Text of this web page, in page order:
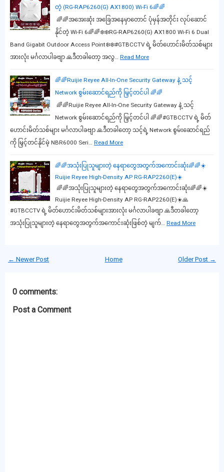
တဲ့ (RG-RAP6260(G) AX1800) Wi-Fi 6🌈🌈
🌈🌈အအေးဆုံး အခြေအနေမှာတောင် ပုံမှန်အတိုင်း လုပ်ဆောင်
နိုင်တဲ့ Wi-Fi 6🌈🌈❄️❄️RG-RAP6260(G) AX1800 Wi-Fi 6 Dual
Band Gigabit Outdoor Access Point❄️❄️#GTBCCTV ရဲ့ မိတ်ဟောင်းမိတ်သစ်များ
အားလုံး မင်္ဂလာပါခဗျာ 🙏ဒီတခါတော့ အလွ…
Read More
🌈🌈Ruijie Reyee All-In-One Security Gateway နဲ့ သင့်
Network စွမ်းဆောင်ရည်ကို မြှင့်တင်ပါ 🌈🌈
🌈🌈Ruijie Reyee All-In-One Security Gateway နဲ့ သင့်
Network စွမ်းဆောင်ရည်ကို မြှင့်တင်ပါ 🌈🌈#GTBCCTV ရဲ့ မိတ်
ဟောင်းမိတ်သစ်များ မင်္ဂလာပါခဗျာ 🙏ဒီတခါတော့ သင့်ရဲ့ Network စွမ်းဆောင်ရည်
ကို မြှင့်တင်နိုင်မဲ့ NBR6000 Seri…
Read More
🌈🌈အသုံးပြုသူများတဲ့ နေရာတွေအတွက်အကောင်းဆုံး🌈🌈☀️
Ruijie Reyee High-Density AP RG-RAP2260(E)☀️
🌈🌈အသုံးပြုသူများတဲ့ နေရာတွေအတွက်အကောင်းဆုံး🌈🌈☀️
Ruijie Reyee High-Density AP RG-RAP2260(E)☀️🙏
#GTBCCTV ရဲ့ မိတ်ဟောင်းမိတ်သစ်များအားလုံး မင်္ဂလာပါခဗျာ 🙏ဒီတခါတော့
အသုံးပြုသူများတဲ့ နေရာတွေအတွက်အကောင်းဆုံးဖြစ်တဲ့ မျက်…
Read More
← Newer Post Older Post →
Home
0 comments:
Post a Comment